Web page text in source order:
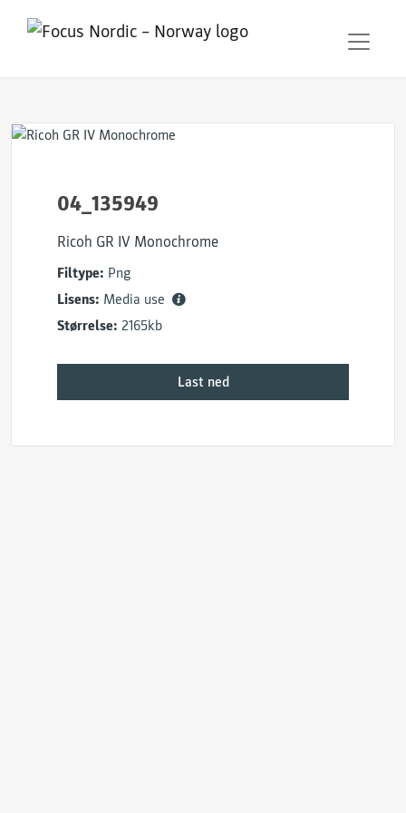
04_135949
Ricoh GR IV Monochrome
Filtype: Png
Lisens: Media use
Størrelse: 2165kb
Last ned